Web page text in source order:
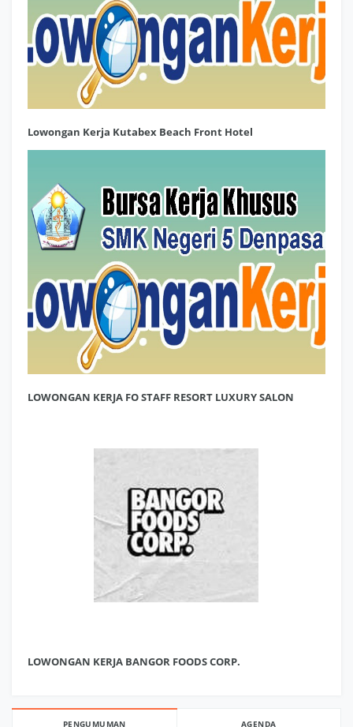
Lowongan Kerja Kutabex Beach Front Hotel
LOWONGAN KERJA FO STAFF RESORT LUXURY SALON
LOWONGAN KERJA BANGOR FOODS CORP.
PENGUMUMAN AGENDA